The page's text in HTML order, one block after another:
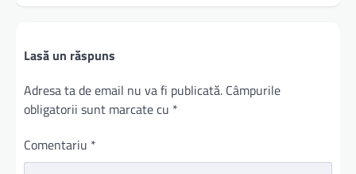
Lasă un răspuns
Adresa ta de email nu va fi publicată. Câmpurile
obligatorii sunt marcate cu *
Comentariu *